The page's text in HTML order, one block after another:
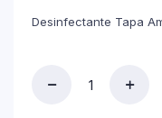
Desinfectante Tapa